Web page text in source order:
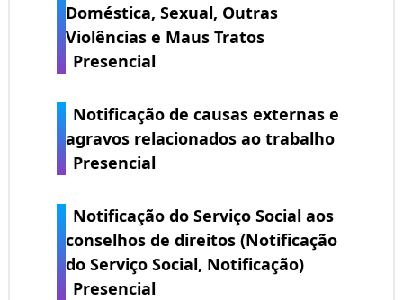
Doméstica, Sexual, Outras
Violências e Maus Tratos
Presencial
Notificação de causas externas e
agravos relacionados ao trabalho
Presencial
Notificação do Serviço Social aos
conselhos de direitos (Notificação
do Serviço Social, Notificação)
Presencial